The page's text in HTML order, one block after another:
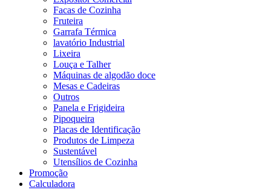
Facas de Cozinha
Fruteira
Garrafa Térmica
lavatório Industrial
Lixeira
Louça e Talher
Máquinas de algodão doce
Mesas e Cadeiras
Outros
Panela e Frigideira
Pipoqueira
Placas de Identificação
Produtos de Limpeza
Sustentável
Utensílios de Cozinha
Promoção
Calculadora